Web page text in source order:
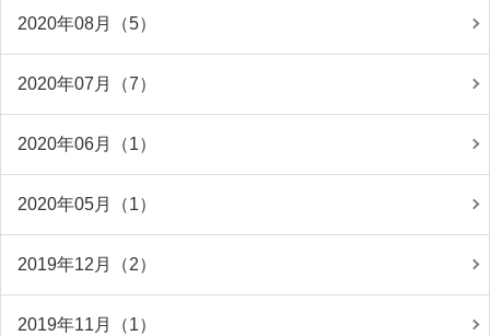
2020年08月（5）
2020年07月（7）
2020年06月（1）
2020年05月（1）
2019年12月（2）
2019年11月（1）